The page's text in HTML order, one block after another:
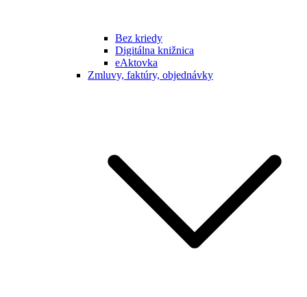
Bez kriedy
Digitálna knižnica
eAktovka
Zmluvy, faktúry, objednávky